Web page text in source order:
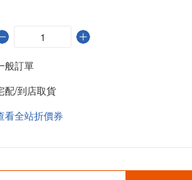
般訂單
配/到店取貨
看全站折價券